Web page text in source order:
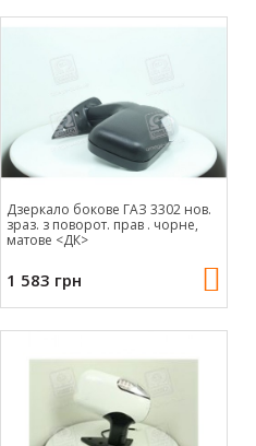
Дзеркало бокове ГАЗ 3302 нов.
зраз. з поворот. прав . чорне,
матове <ДК>
1 583 грн